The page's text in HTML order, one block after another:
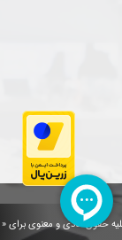
حقوق مادی و معنوی برای «